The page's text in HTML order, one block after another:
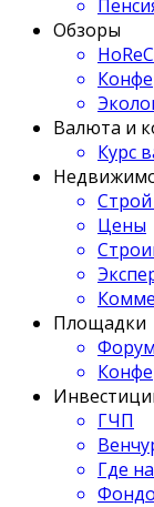
Обзоры
Валюта и
Курс
Цены
Площадки
ГЧП
Где